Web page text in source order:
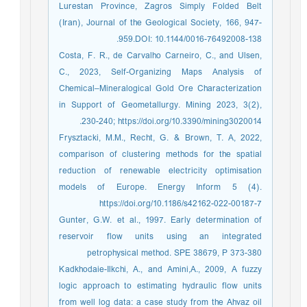
Lurestan Province, Zagros Simply Folded Belt
(Iran), Journal of the Geological Society, 166, 947-
959.DOI: 10.1144/0016-76492008-138.
Costa, F. R., de Carvalho Carneiro, C., and Ulsen,
C., 2023, Self-Organizing Maps Analysis of
Chemical–Mineralogical Gold Ore Characterization
in Support of Geometallurgy. Mining 2023, 3(2),
230-240; https://doi.org/10.3390/mining3020014.
Frysztacki, M.M., Recht, G. & Brown, T. A, 2022,
comparison of clustering methods for the spatial
reduction of renewable electricity optimisation
models of Europe. Energy Inform 5 (4).
https://doi.org/10.1186/s42162-022-00187-7
Gunter, G.W. et al., 1997. Early determination of
reservoir flow units using an integrated
petrophysical method. SPE 38679, P 373-380
Kadkhodaie-Ilkchi, A., and Amini,A., 2009, A fuzzy
logic approach to estimating hydraulic flow units
from well log data: a case study from the Ahvaz oil